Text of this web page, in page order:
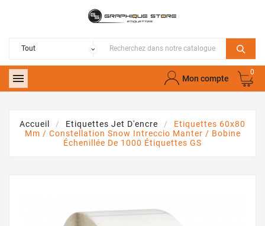
 Mon compte
0
Accueil Etiquettes Jet D'encre
Etiquettes 60x80
Mm / Constellation Snow Intreccio Manter / Bobine
Échenillée De 1000 Étiquettes GS